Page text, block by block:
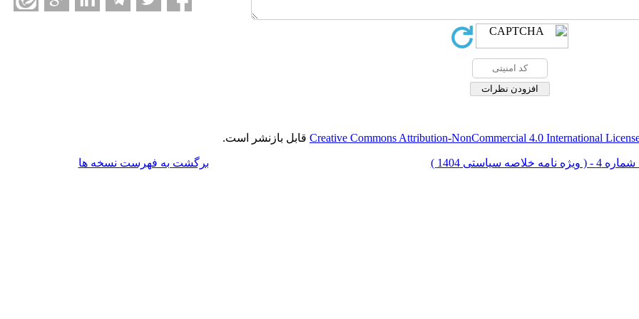
Creative Commons Attribution-NonCommercial 4.0 International قابل بازنشر است.
برگشت به فهرست نسخه ها